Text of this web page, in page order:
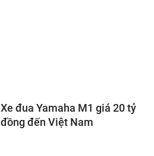
Xe đua Yamaha M1 giá 20 tỷ
đồng đến Việt Nam